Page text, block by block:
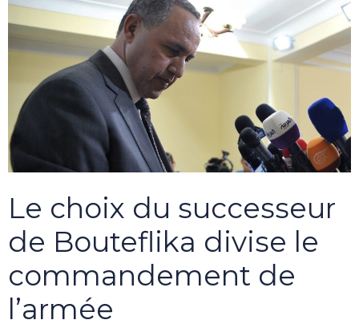
Le choix du successeur
de Bouteflika divise le
commandement de
l’armée